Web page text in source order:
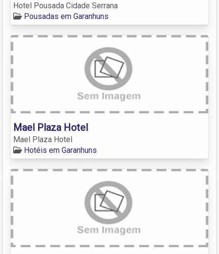
Hotel Pousada Cidade Serrana
Pousadas em Garanhuns
Mael Plaza Hotel
Mael Plaza Hotel
Hotéis em Garanhuns